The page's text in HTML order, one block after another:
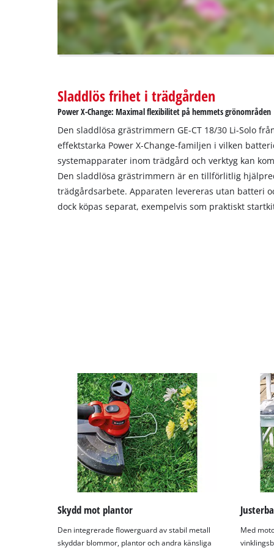
owner
setup
the
site
with
their
CMP
to
add
this
content
Sladdlös frihet i trädgården
Power X-Change: Maximal flexibilitet på hemmets grönområden
Den sladdlösa grästrimmern GE-CT 18/30 Li-Solo
effektstarka Power X-Change-familjen i vilken
systemapparater inom trädgård och verktyg kan
Den sladdlösa grästrimmern är en tillförlitlig
trädgårdsarbete. Apparaten levereras utan batteri
dock köpas separat, exempelvis som praktiskt
Skydd mot plantor
Den integrerade flowerguard av stabil metall
skyddar blommor, plantor och andra känsliga
Med